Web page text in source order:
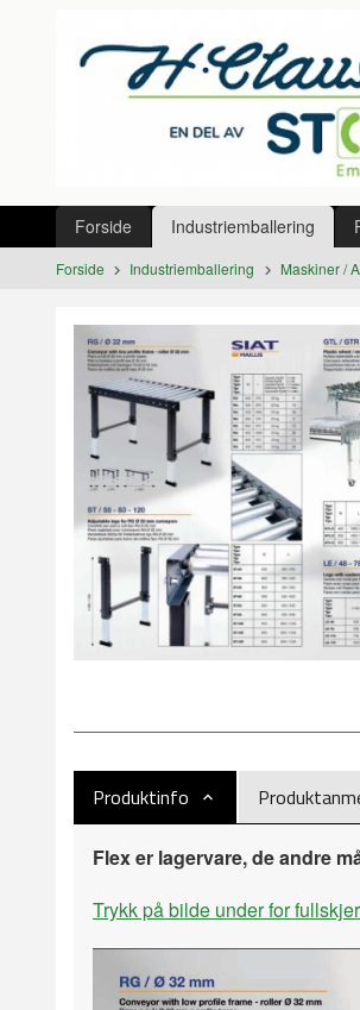
Produkter
Forside Industriemballering
Forside Industriemballering Maskiner /
Produktinfo
Flex er lagervare, de andre
Trykk på bilde under for